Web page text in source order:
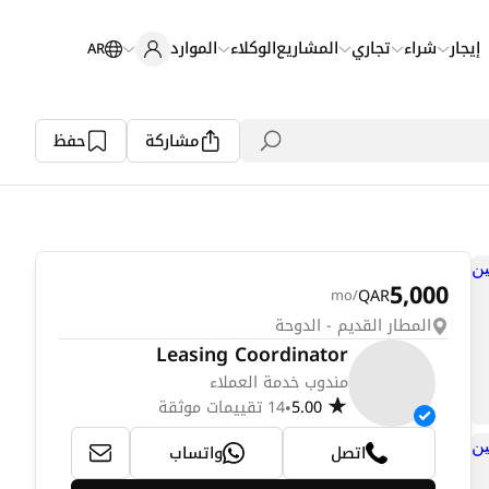
إيجار شراء تجاري المشاريعالوكلاء الموارد AR
مشاركة حفظ
5,000
QAR
/mo
المطار القديم - الدوحة
Leasing Coordinator
مندوب خدمة العملاء
5.00
•14 تقييمات موثقة
اتصل
واتساب